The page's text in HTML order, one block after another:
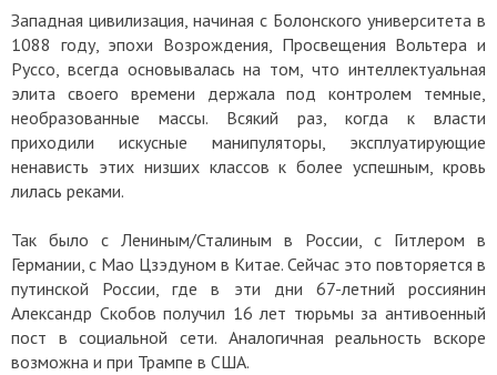
Западная цивилизация, начиная с Болонского университета в
1088 году, эпохи Возрождения, Просвещения Вольтера и
Руссо, всегда основывалась на том, что интеллектуальная
элита своего времени держала под контролем темные,
необразованные массы. Всякий раз, когда к власти
приходили искусные манипуляторы, эксплуатирующие
ненависть этих низших классов к более успешным, кровь
лилась реками.
Так было с Лениным/Сталиным в России, с Гитлером в
Германии, с Мао Цзэдуном в Китае. Сейчас это повторяется в
путинской России, где в эти дни 67-летний россиянин
Александр Скобов получил 16 лет тюрьмы за антивоенный
пост в социальной сети. Аналогичная реальность вскоре
возможна и при Трампе в США.